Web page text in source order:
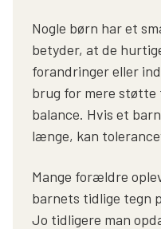
Nogle børn har et
betyder, at de
forandringer eller
brug for mere
balance. Hvis et
længe, kan
Mange forældre
barnets tidlige tegn
Jo tidligere man